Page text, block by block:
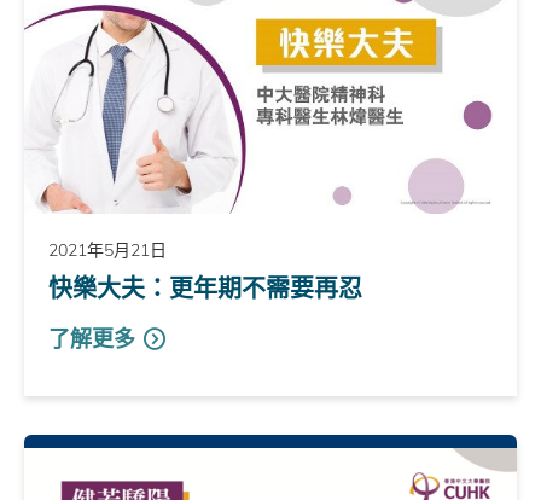
2021年5月21日
快樂大夫：更年期不需要再忍
了解更多